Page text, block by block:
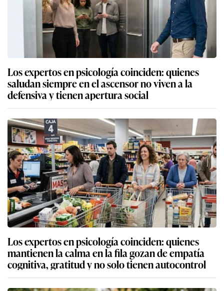
Los expertos en psicología coinciden: quienes
saludan siempre en el ascensor no viven a la
defensiva y tienen apertura social
Los expertos en psicología coinciden: quienes
mantienen la calma en la fila gozan de empatía
cognitiva, gratitud y no solo tienen autocontrol